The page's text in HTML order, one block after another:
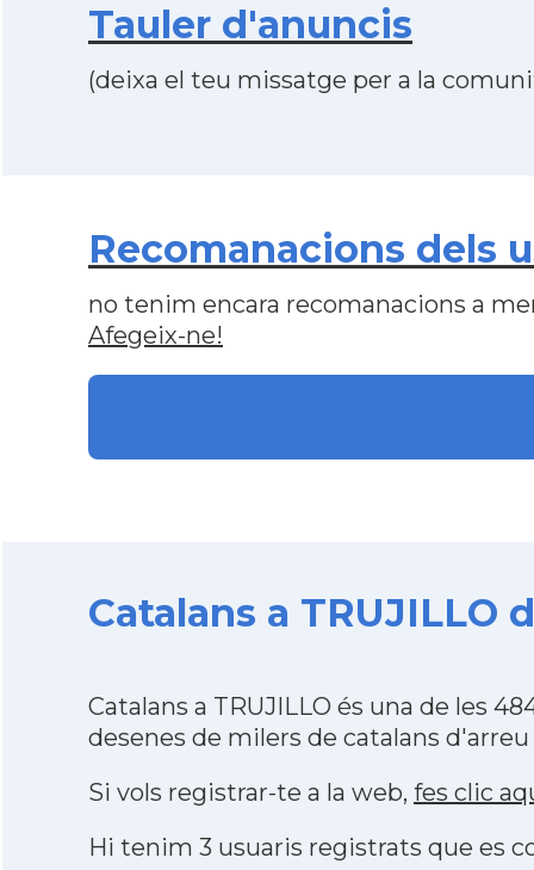
Tauler d'anuncis
(deixa el teu missatge per a la
Recomanacions dels
no tenim encara recomanacions a
Afegeix-ne!
Catalans a TRUJILLO
Catalans a TRUJILLO és una de les
desenes de milers de catalans
Si vols registrar-te a la web, fes clic
Hi tenim 3 usuaris registrats que es